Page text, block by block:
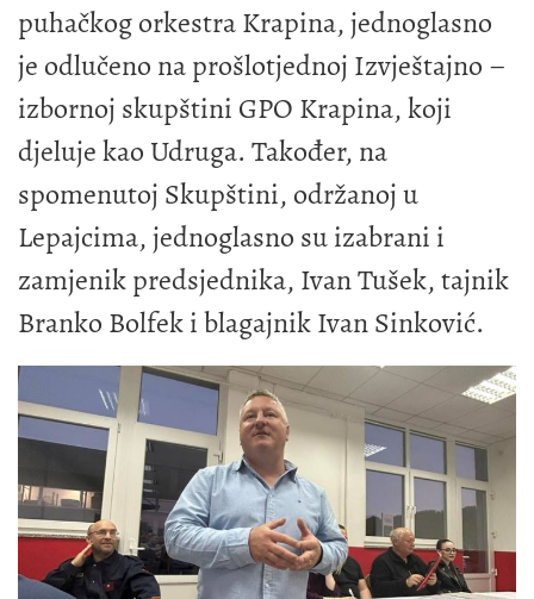
puhačkog orkestra Krapina, jednoglasno
je odlučeno na prošlotjednoj Izvještajno –
izbornoj skupštini GPO Krapina, koji
djeluje kao Udruga. Također, na
spomenutoj Skupštini, održanoj u
Lepajcima, jednoglasno su izabrani i
zamjenik predsjednika, Ivan Tušek, tajnik
Branko Bolfek i blagajnik Ivan Sinković.